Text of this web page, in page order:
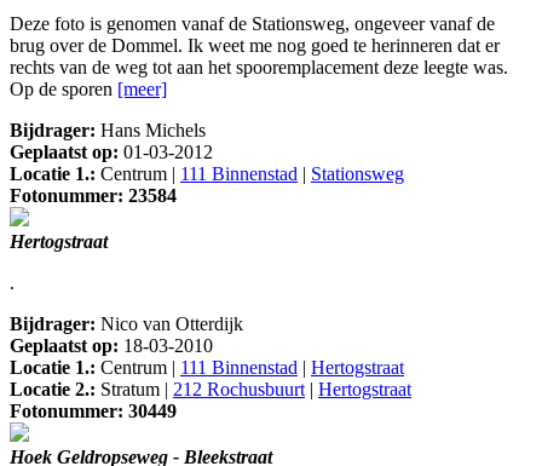
Deze foto is genomen vanaf de Stationsweg, ongeveer vanaf de
brug over de Dommel. Ik weet me nog goed te herinneren dat er
rechts van de weg tot aan het spooremplacement deze leegte was.
Op de sporen [meer]
Bijdrager: Hans Michels
Geplaatst op: 01-03-2012
Locatie 1.: Centrum | 111 Binnenstad | Stationsweg
Fotonummer: 23584
Hertogstraat
.
Bijdrager: Nico van Otterdijk
Geplaatst op: 18-03-2010
Locatie 1.: Centrum | 111 Binnenstad | Hertogstraat
Locatie 2.: Stratum | 212 Rochusbuurt | Hertogstraat
Fotonummer: 30449
Hoek Geldropseweg - Bleekstraat